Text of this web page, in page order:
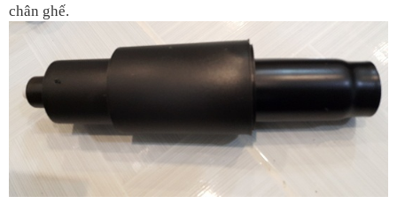
chân ghế.